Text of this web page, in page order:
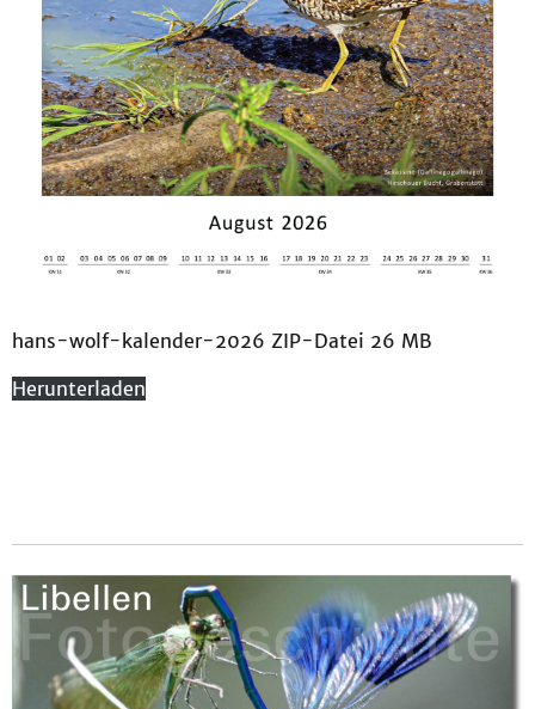
hans-wolf-kalender-2026 ZIP-Datei 26 MB
Herunterladen